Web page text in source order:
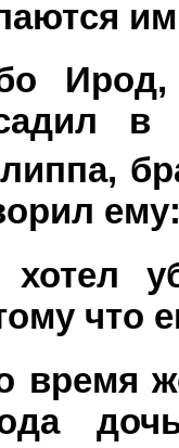
Ирод,
в
что
время